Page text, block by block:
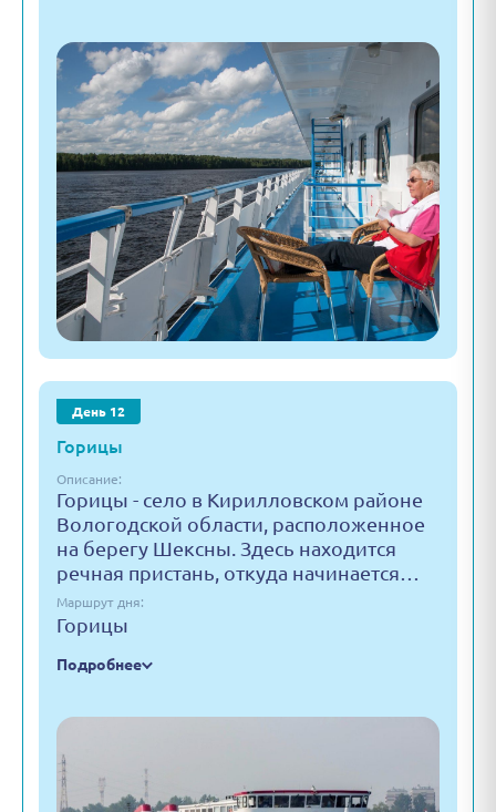
День 12
Горицы
Описание:
Горицы - село в Кирилловском районе
Вологодской области, расположенное
на берегу Шексны. Здесь находится
речная пристань, откуда начинается…
Маршрут дня:
Горицы
Подробнее